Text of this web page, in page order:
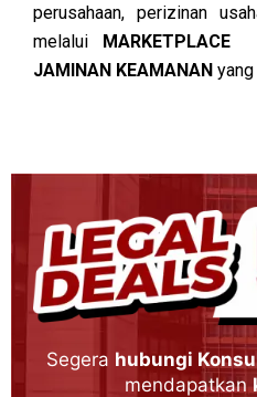
perusahaan, perizinan
melalui
JAMINAN KEAMANAN yang
Segera hubungi
mendapatkan